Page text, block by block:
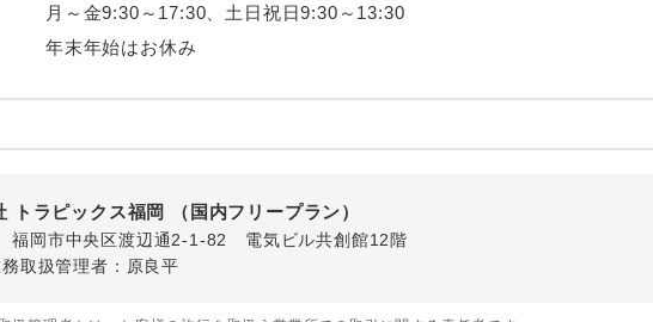
月～金9:30～17:30、土日祝日9:30～13:30
年末年始はお休み
トラピックス福岡 （国内フリープラン）
岡市中央区渡辺通2-1-82 電気ビル共創館12階
取扱管理者：原良平